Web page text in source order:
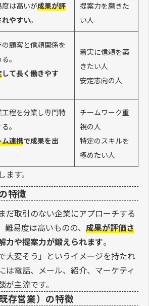
度は高いが成果が評
れやすい。
提案力を磨きた
い人
の顧客と信頼関係を
。
して長く働きやす
着実に信頼を築
きたい人
安定志向の人
工程を分業し専門特
。
ム連携で成果を出
チームワーク重
視の人
特定のスキルを
極めたい人
す。
特徴
だ取引のない企業にアプローチする
難易度は高いものの、 成果が評価さ
力や提案力が鍛えられます。
大変そう」というイメージを持たれ
は電話、メール、紹介、マーケティ
主流です。
存営業）の特徴